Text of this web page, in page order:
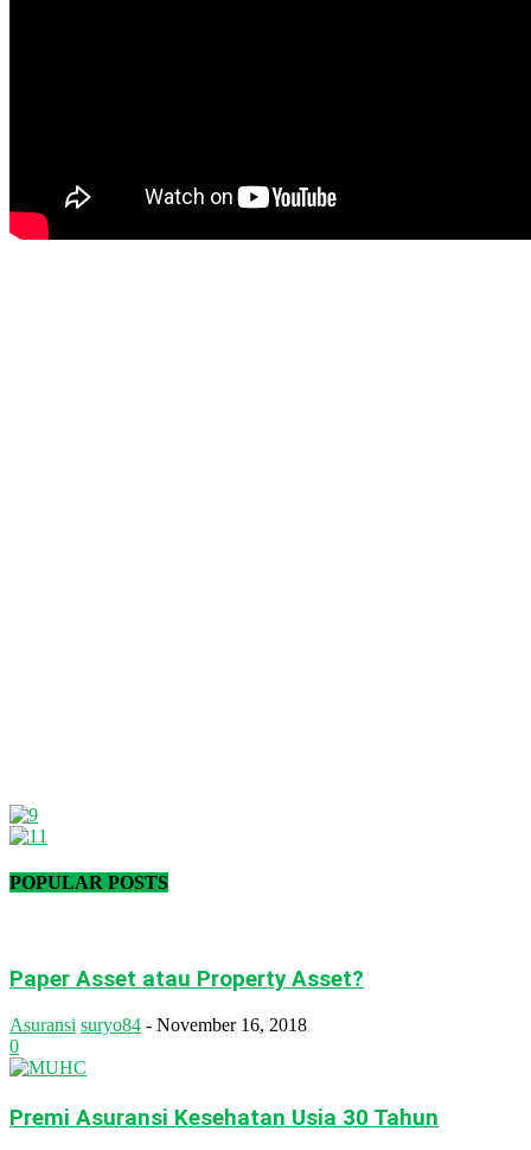
POPULAR POSTS
Paper Asset atau Property Asset?
Asuransi suryo84 - November 16, 2018
0
Premi Asuransi Kesehatan Usia 30 Tahun